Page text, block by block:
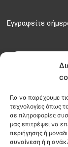
Για να παρέχουμε
τεχνολογίες όπως
σε πληροφορίες
μας επιτρέψει να
περιήγησης ή
συναίνεση ή η
Εγγραφείτε